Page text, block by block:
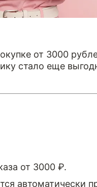
от 3000
стало еще
от 3000 ₽.
автоматически